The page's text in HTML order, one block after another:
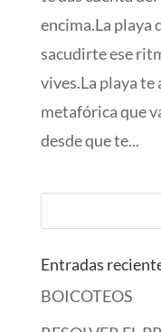
encima.La playa
sacudirte ese
vives.La playa te
metafórica que
desde que te...
Entradas
BOICOTEOS